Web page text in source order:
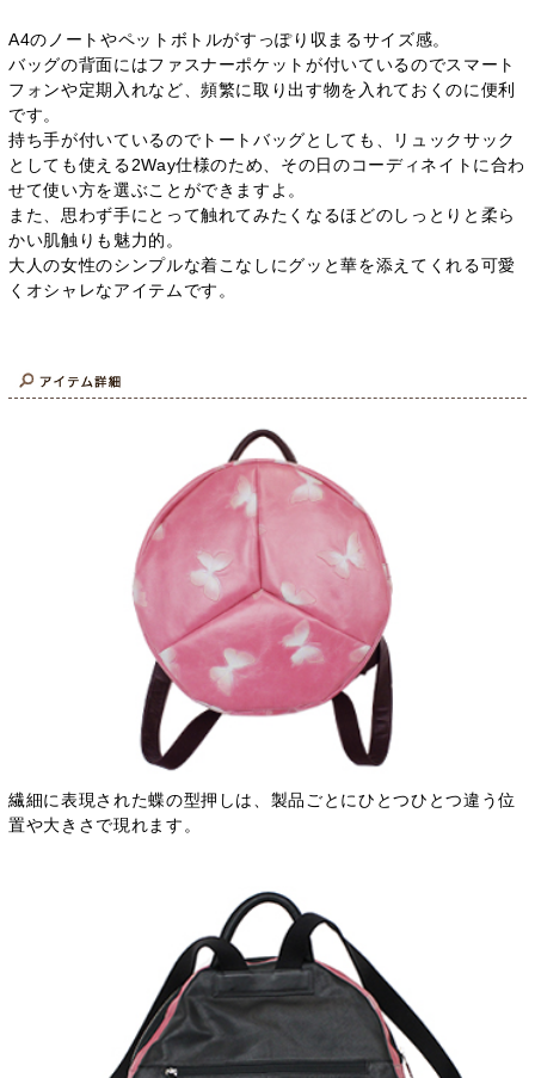
A4のノートやペットボトルがすっぽり収まるサイズ感。
バッグの背面にはファスナーポケットが付いているのでスマート
フォンや定期入れなど、頻繁に取り出す物を入れておくのに便利
です。
持ち手が付いているのでトートバッグとしても、リュックサック
としても使える2Way仕様のため、その日のコーディネイトに合わ
せて使い方を選ぶことができますよ。
また、思わず手にとって触れてみたくなるほどのしっとりと柔ら
かい肌触りも魅力的。
大人の女性のシンプルな着こなしにグッと華を添えてくれる可愛
くオシャレなアイテムです。
繊細に表現された蝶の型押しは、製品ごとにひとつひとつ違う位
置や大きさで現れます。